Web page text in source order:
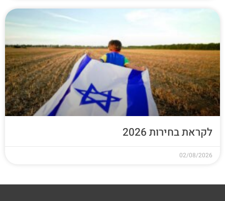
לקראת בחירות 2026
02/08/2026